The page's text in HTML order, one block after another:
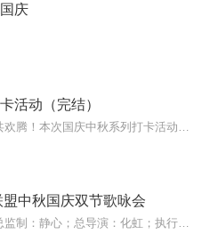
庆
活动（完结）
中秋国庆双节歌咏会